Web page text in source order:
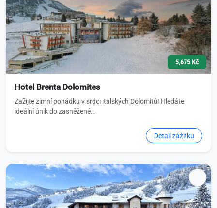
5,675 Kč
Hotel Brenta Dolomites
Zažijte zimní pohádku v srdci italských Dolomitů! Hledáte
ideální únik do zasněžené…
Detail zážitku